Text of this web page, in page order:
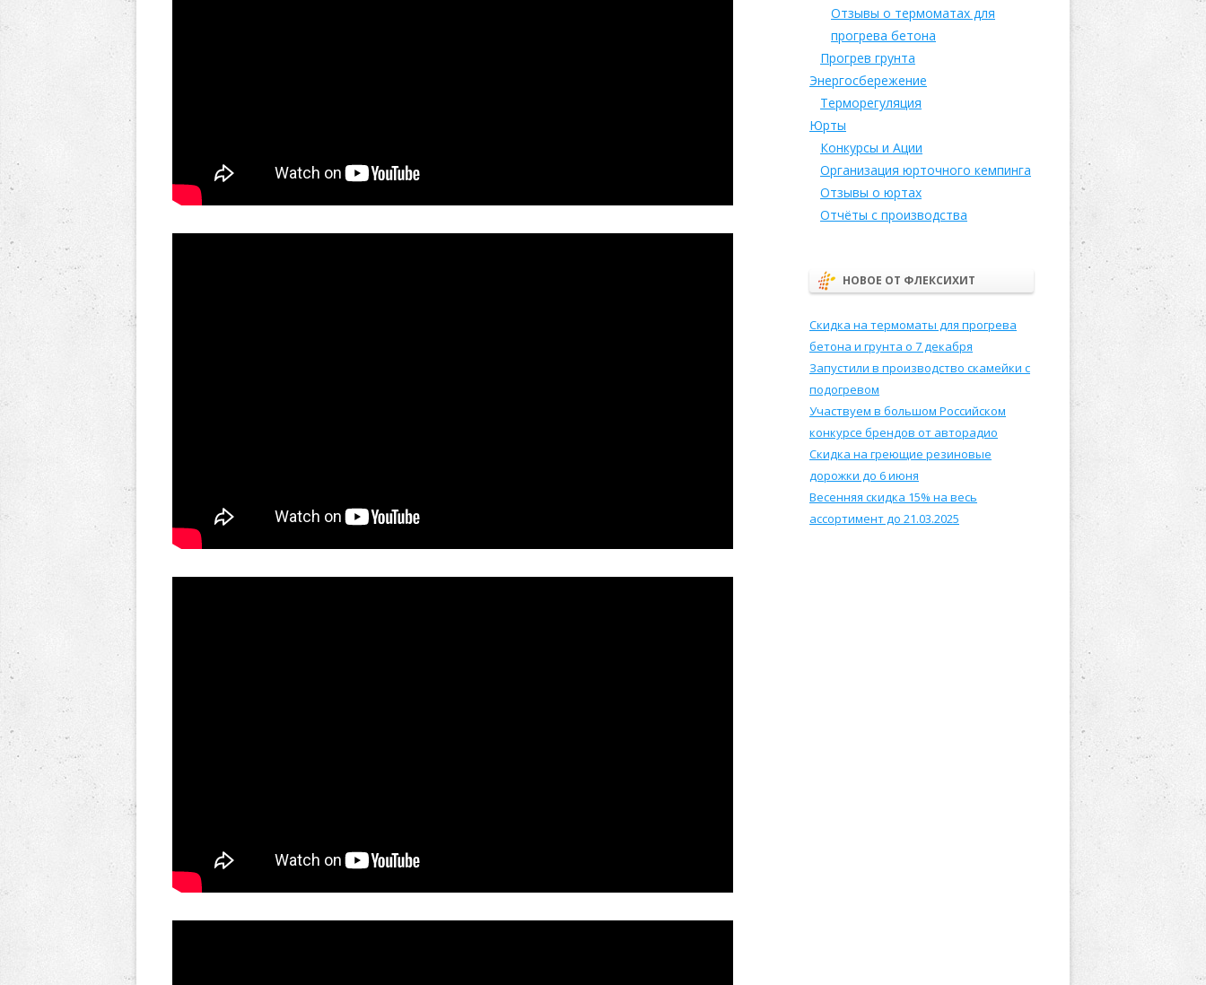
Отзывы о термоматах для
прогрева бетона
Прогрев грунта
Энергосбережение
Терморегуляция
Юрты
Конкурсы и Ации
Организация юрточного кемпинга
Отзывы о юртах
Отчёты с производства
НОВОЕ ОТ ФЛЕКСИХИТ
Скидка на термоматы для прогрева
бетона и грунта о 7 декабря
Запустили в производство скамейки с
подогревом
Участвуем в большом Российском
конкурсе брендов от авторадио
Скидка на греющие резиновые
дорожки до 6 июня
Весенняя скидка 15% на весь
ассортимент до 21.03.2025